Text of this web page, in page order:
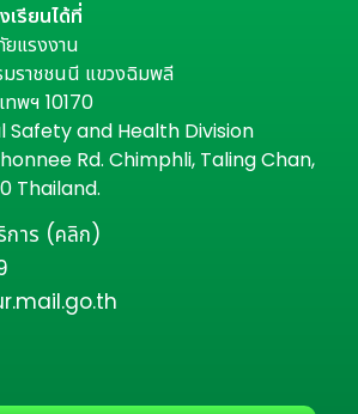
รียนได้ที่
แรงงาน
มราชชนนี แขวงฉิมพลี
ทพฯ 10170
and Health Division
Rd. Chimphli, Taling Chan,
Thailand.
การ (คลิก)